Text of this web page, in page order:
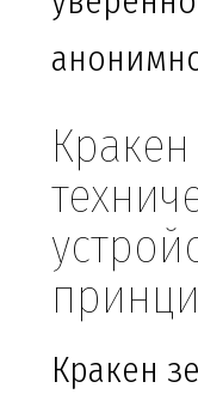
Кракен